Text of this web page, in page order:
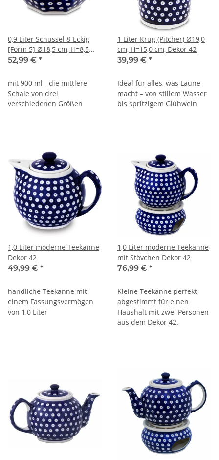
0,9 Liter Schüssel 8-Eckig
[Form 5] Ø18,5 cm, H=8,5
cm, Dekor 42
52,99 € *
mit 900 ml - die mittlere
Schale von drei
verschiedenen Größen
1 Liter Krug (Pitcher) Ø19,0
cm, H=15,0 cm, Dekor 42
39,99 € *
Ideal für alles, was Laune
macht – von stillem Wasser
bis spritzigem Glühwein
1,0 Liter moderne Teekanne
Dekor 42
49,99 € *
handliche Teekanne mit
einem Fassungsvermögen
von 1,0 Liter
1,0 Liter moderne Teekanne
mit Stövchen Dekor 42
76,99 € *
Kleine Teekanne perfekt
abgestimmt für einen
Haushalt mit zwei Personen
aus dem Dekor 42.